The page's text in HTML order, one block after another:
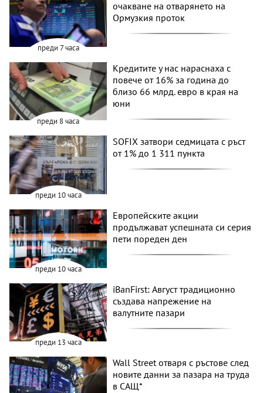
преди 7 часа
очакване на отварянето на
Ормузкия проток
преди 8 часа
Кредитите у нас нараснаха с
повече от 16% за година до
близо 66 млрд. евро в края на
юни
преди 10 часа
SOFIX затвори седмицата с ръст
от 1% до 1 311 пункта
преди 10 часа
Европейските акции
продължават успешната си серия
пети пореден ден
преди 13 часа
iBanFirst: Август традиционно
създава напрежение на
валутните пазари
Wall Street отваря с ръстове след
новите данни за пазара на труда
в САЩ*